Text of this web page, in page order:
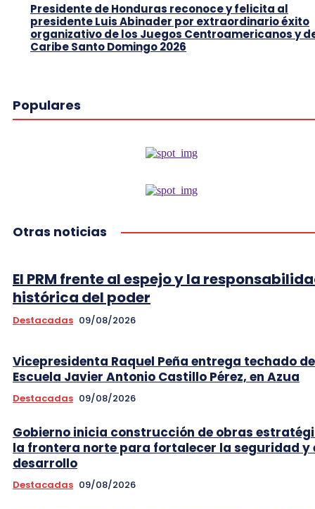
Presidente de Honduras reconoce y felicita al
presidente Luis Abinader por extraordinario éxito
organizativo de los Juegos Centroamericanos y
Caribe Santo Domingo 2026
Populares
Otras noticias
El PRM frente al espejo y la
histórica del poder
Destacadas 09/08/2026
Vicepresidenta Raquel Peña entrega techado
Escuela Javier Antonio Castillo Pérez, en Azua
Destacadas 09/08/2026
Gobierno inicia construcción de obras
la frontera norte para fortalecer la seguridad y
desarrollo
Destacadas 09/08/2026